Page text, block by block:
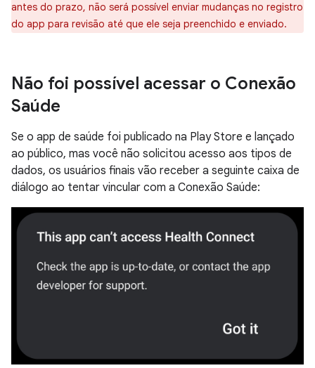
antes do prazo, não será possível enviar mudanças no registro
do app para revisão até que ele seja preenchido e enviado.
Não foi possível acessar o Conexão
Saúde
Se o app de saúde foi publicado na Play Store e lançado
ao público, mas você não solicitou acesso aos tipos de
dados, os usuários finais vão receber a seguinte caixa de
diálogo ao tentar vincular com a Conexão Saúde: